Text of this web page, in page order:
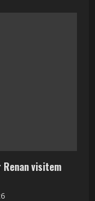
Renan visitem